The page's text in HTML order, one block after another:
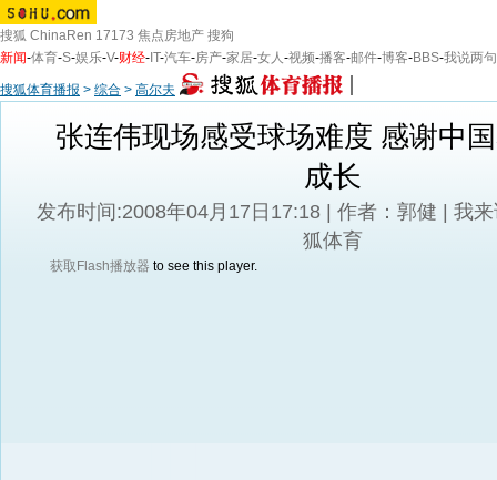
搜狐 ChinaRen 17173 焦点房地产 搜狗
新闻-体育-S-娱乐-V-财经- IT-汽车-房产-家居-女人-视频-播客-邮件-博客-BBS-我说两句
搜狐体育播报 > 综合 > 高尔夫
张连伟现场感受球场难度 感谢中
成长
发布时间:2008年04月17日17:18 | 作者：郭健 | 我
狐体育
获取Flash播放器 to see this player.